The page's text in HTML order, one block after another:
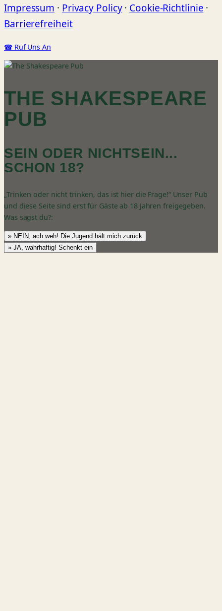
Impressum · Privacy Policy· Cookie-Richtlinie ·
Barrierefreiheit
☎ Ruf Uns An
THE SHAKESPEARE
PUB
SEIN ODER NICHTSEIN...
SCHON 18?
„Trinken oder nicht trinken, das ist hier die Frage!“ Unser Pub
und diese Seite sind erst für Gäste ab 18 Jahren freigegeben.
Was sagst du?:
» NEIN, ach weh! Die Jugend hält mich zurück
» JA, wahrhaftig! Schenkt ein